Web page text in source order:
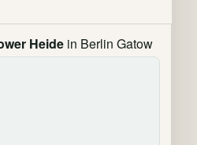
Heide in Berlin Gatow